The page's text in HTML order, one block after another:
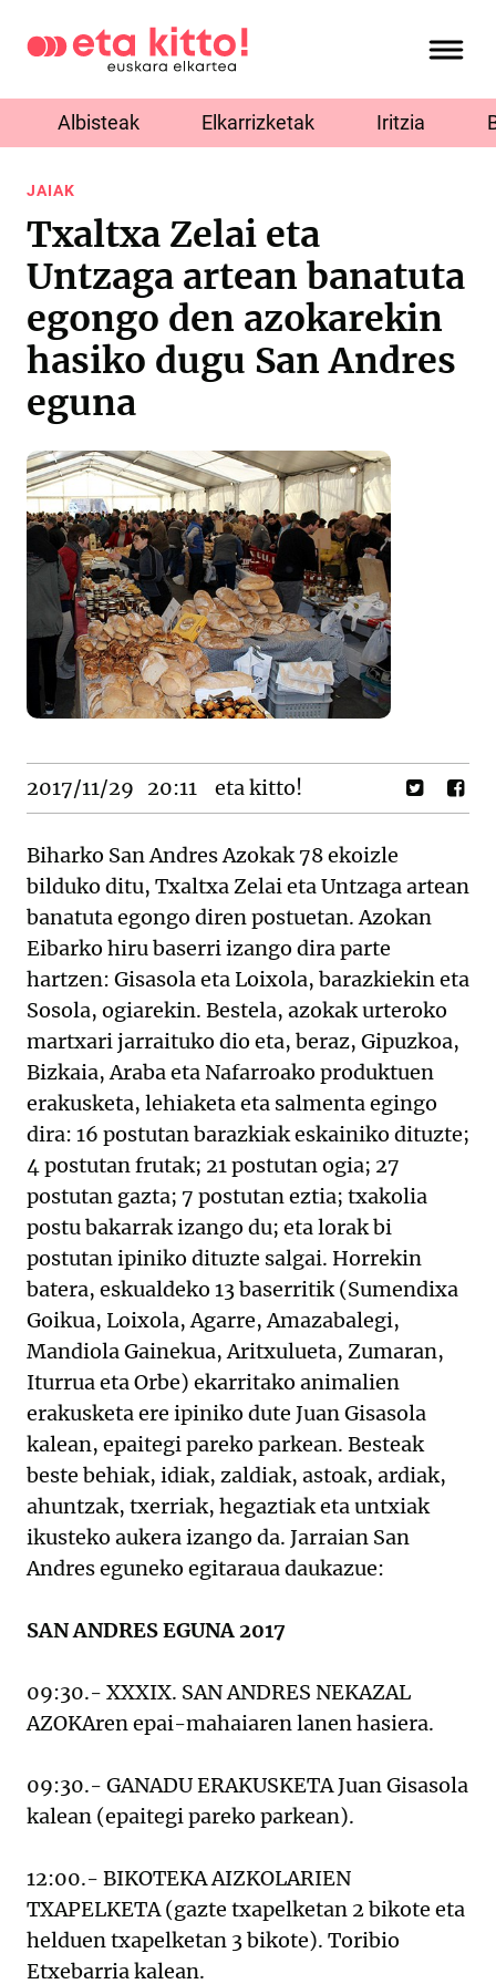
Albisteak Elkarrizketak Iritzia
JAIAK
Txaltxa Zelai eta
Untzaga artean banatuta
egongo den azokarekin
hasiko dugu San Andres
eguna
2017/11/29 20:11 eta kitto!
Biharko San Andres Azokak 78 ekoizle
bilduko ditu, Txaltxa Zelai eta Untzaga artean
banatuta egongo diren postuetan. Azokan
Eibarko hiru baserri izango dira parte
hartzen: Gisasola eta Loixola, barazkiekin eta
Sosola, ogiarekin. Bestela, azokak urteroko
martxari jarraituko dio eta, beraz, Gipuzkoa,
Bizkaia, Araba eta Nafarroako produktuen
erakusketa, lehiaketa eta salmenta egingo
dira: 16 postutan barazkiak eskainiko dituzte;
4 postutan frutak; 21 postutan ogia; 27
postutan gazta; 7 postutan eztia; txakolia
postu bakarrak izango du; eta lorak bi
postutan ipiniko dituzte salgai. Horrekin
batera, eskualdeko 13 baserritik (Sumendixa
Goikua, Loixola, Agarre, Amazabalegi,
Mandiola Gainekua, Aritxulueta, Zumaran,
Iturrua eta Orbe) ekarritako animalien
erakusketa ere ipiniko dute Juan Gisasola
kalean, epaitegi pareko parkean. Besteak
beste behiak, idiak, zaldiak, astoak, ardiak,
ahuntzak, txerriak, hegaztiak eta untxiak
ikusteko aukera izango da. Jarraian San
Andres eguneko egitaraua daukazue:
SAN ANDRES EGUNA 2017
09:30.- XXXIX. SAN ANDRES NEKAZAL
AZOKAren epai-mahaiaren lanen hasiera.
09:30.- GANADU ERAKUSKETA Juan Gisasola
kalean (epaitegi pareko parkean).
12:00.- BIKOTEKA AIZKOLARIEN
TXAPELKETA (gazte txapelketan 2 bikote eta
helduen txapelketan 3 bikote). Toribio
Etxebarria kalean.